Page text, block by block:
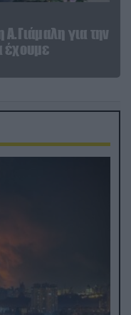
για την
έχουμε